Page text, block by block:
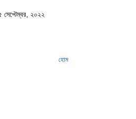
সেপ্টেম্বর, ২০২২
হোম